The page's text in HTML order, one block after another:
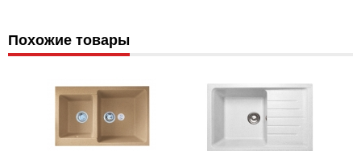
Похожие товары